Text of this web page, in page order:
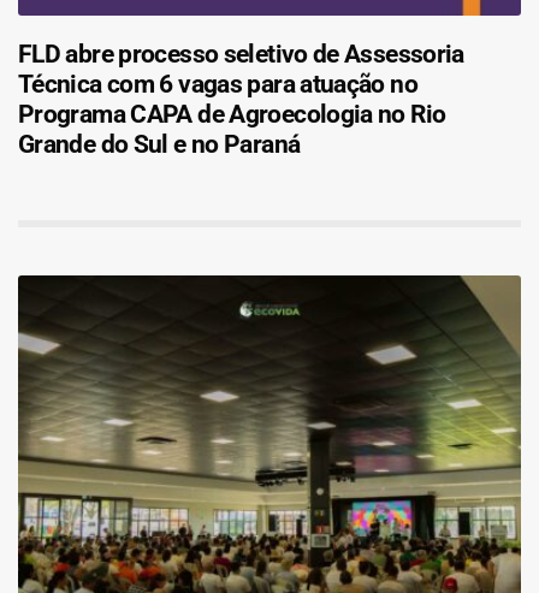
FLD abre processo seletivo de Assessoria
Técnica com 6 vagas para atuação no
Programa CAPA de Agroecologia no Rio
Grande do Sul e no Paraná